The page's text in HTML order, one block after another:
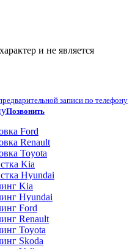
и не является
записи по телефону
Позвонить